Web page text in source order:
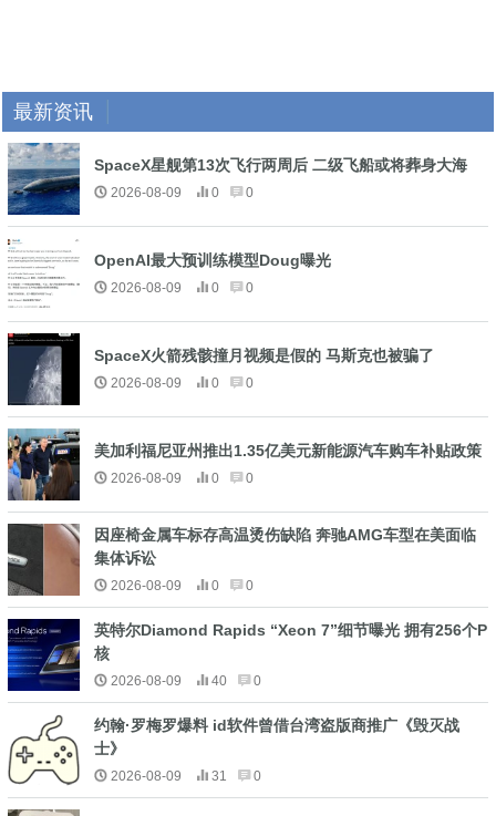
最新资讯
SpaceX星舰第13次飞行两周后 二级飞船或将葬身大海
2026-08-09 0 0
OpenAI最大预训练模型Doug曝光
2026-08-09 0 0
SpaceX火箭残骸撞月视频是假的 马斯克也被骗了
2026-08-09 0 0
美加利福尼亚州推出1.35亿美元新能源汽车购车补贴政策
2026-08-09 0 0
因座椅金属车标存高温烫伤缺陷 奔驰AMG车型在美面临
集体诉讼
2026-08-09 0 0
英特尔Diamond Rapids “Xeon 7”细节曝光 拥有256个P
核
2026-08-09 40 0
约翰·罗梅罗爆料 id软件曾借台湾盗版商推广《毁灭战
士》
2026-08-09 31 0